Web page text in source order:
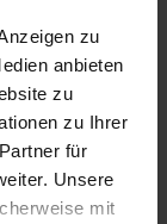
zu
anbieten
zu
zu Ihrer
für
Unsere
mit
Jahr den
Temperaturen
Winter.
Markisen und
unvorbereitet.
an den